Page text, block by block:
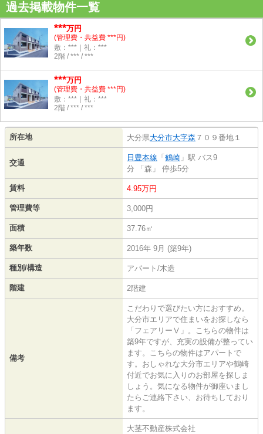
過去掲載物件一覧
***万円
(管理費・共益費 ***円)
敷：***｜礼：***
2階 / *** / ***
***万円
(管理費・共益費 ***円)
敷：***｜礼：***
2階 / *** / ***
所在地 大分県大分市大字森 ７０９番地１
交通
日豊本線 「 鶴崎 」駅 バス9
分 「森」 停歩5分
賃料 4.95万円
管理費等 3,000円
面積 37.76㎡
築年数 2016年 9月 (築9年)
種別/構造 アパート/木造
階建 2階建
備考
こだわりで選びたい方におすすめ。
大分市エリアで住まいをお探しなら
「フェアリーⅤ」。こちらの物件は
築9年ですが、充実の設備が整ってい
ます。こちらの物件はアパートで
す。おしゃれな大分市エリアや鶴崎
付近でお気に入りのお部屋を探しま
しょう。気になる物件が御座いまし
たらご連絡下さい、お待ちしており
ます。
大茎不動産株式会社